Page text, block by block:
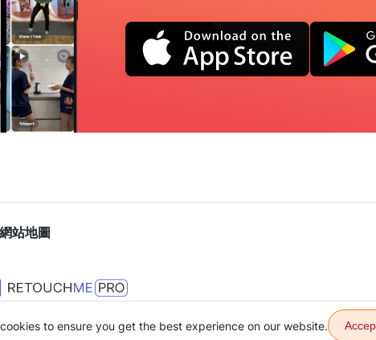
網站地圖
to ensure you get the best experience on our website.